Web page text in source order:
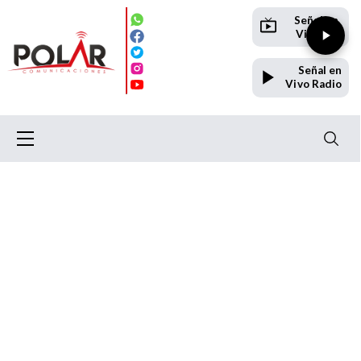
Señal en
Vivo TV
Señal en
Vivo Radio